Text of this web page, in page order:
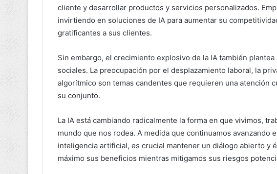
cliente y desarrollar productos y servicios personalizados.
invirtiendo en soluciones de IA para aumentar su
gratificantes a sus clientes.
Sin embargo, el crecimiento explosivo de la IA también
sociales. La preocupación por el desplazamiento laboral, la
algorítmico son temas candentes que requieren una atención
su conjunto.
La IA está cambiando radicalmente la forma en que vivimos,
mundo que nos rodea. A medida que continuamos avanzando
inteligencia artificial, es crucial mantener un diálogo abierto y
máximo sus beneficios mientras mitigamos sus riesgos